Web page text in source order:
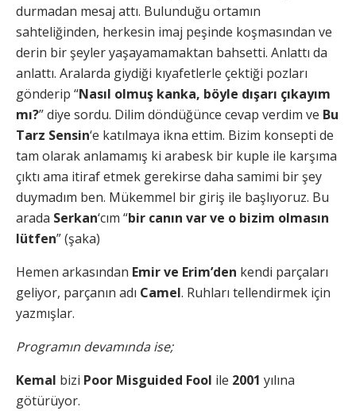
durmadan mesaj attı. Bulunduğu ortamın
sahteliğinden, herkesin imaj peşinde koşmasından ve
derin bir şeyler yaşayamamaktan bahsetti. Anlattı da
anlattı. Aralarda giydiği kıyafetlerle çektiği pozları
gönderip “Nasıl olmuş kanka, böyle dışarı çıkayım
mı?” diye sordu. Dilim döndüğünce cevap verdim ve Bu
Tarz Sensin‘e katılmaya ikna ettim. Bizim konsepti de
tam olarak anlamamış ki arabesk bir kuple ile karşıma
çıktı ama itiraf etmek gerekirse daha samimi bir şey
duymadım ben. Mükemmel bir giriş ile başlıyoruz. Bu
arada Serkan‘cım “bir canın var ve o bizim olmasın
lütfen” (şaka)
Hemen arkasından Emir ve Erim’den kendi parçaları
geliyor, parçanın adı Camel. Ruhları tellendirmek için
yazmışlar.
Programın devamında ise;
Kemal bizi Poor Misguided Fool ile 2001 yılına
götürüyor.